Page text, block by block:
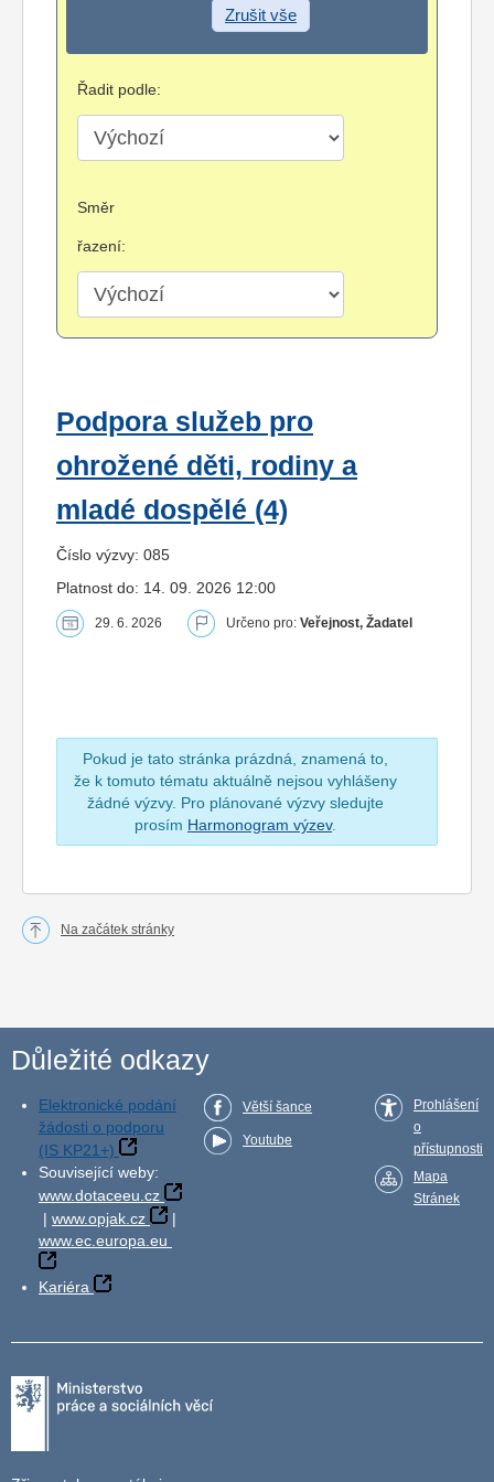
Zrušit vše
Řadit podle:
Směr
řazení:
Podpora služeb pro
ohrožené děti, rodiny a
mladé dospělé (4)
Číslo výzvy: 085
Platnost do: 14. 09. 2026 12:00
29. 6. 2026 Určeno pro: Veřejnost, Žadatel
Pokud je tato stránka prázdná, znamená to,
že k tomuto tématu aktuálně nejsou vyhlášeny
žádné výzvy. Pro plánované výzvy sledujte
prosím Harmonogram výzev.
Na začátek stránky
Důležité odkazy
Elektronické podání
žádosti o podporu
(IS KP21+)
Související weby:
www.dotaceeu.cz
| www.opjak.cz
|
www.ec.europa.eu
Kariéra
Větší šance
Youtube
Prohlášení
o
přístupnosti
Mapa
Stránek